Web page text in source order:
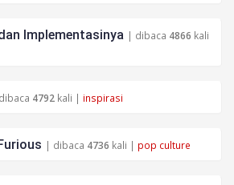
Implementasinya | dibaca 4866 kali
4792 kali | inspirasi
| dibaca 4736 kali | pop culture